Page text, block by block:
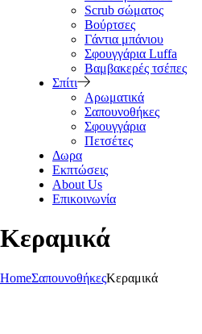
Scrub σώματος
Βούρτσες
Γάντια μπάνιου
Σφουγγάρια Luffa
Βαμβακερές τσέπες
Σπίτι
Αρωματικά
Σαπουνοθήκες
Σφουγγάρια
Πετσέτες
Δωρα
Εκπτώσεις
About Us
Επικοινωνία
Κεραμικά
HomeΣαπουνοθήκεςΚεραμικά